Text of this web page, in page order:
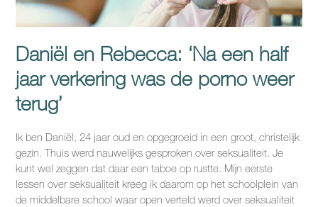
Daniël en Rebecca: ‘Na een half
jaar verkering was de porno weer
terug’
Ik ben Daniël, 24 jaar oud en opgegroeid in een groot, christelijk
gezin. Thuis werd nauwelijks gesproken over seksualiteit. Je
kunt wel zeggen dat daar een taboe op rustte. Mijn eerste
lessen over seksualiteit kreeg ik daarom op het schoolplein van
de middelbare school waar open verteld werd over seksualiteit